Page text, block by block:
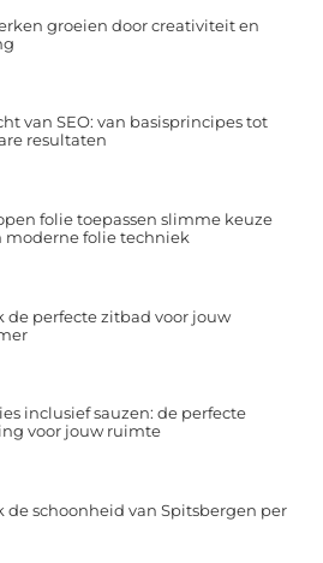
groeien door creativiteit en
van SEO: van basisprincipes tot
resultaten
folie toepassen slimme keuze
moderne folie techniek
de perfecte zitbad voor jouw
inclusief sauzen: de perfecte
voor jouw ruimte
de schoonheid van Spitsbergen per